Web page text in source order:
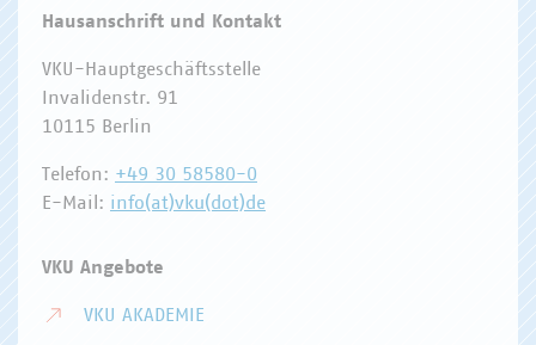
Hausanschrift und Kontakt
VKU-Hauptgeschäftsstelle
Invalidenstr. 91
10115 Berlin
Telefon: +49 30 58580-0
E-Mail: info(at)vku(dot)de
VKU Angebote
VKU AKADEMIE